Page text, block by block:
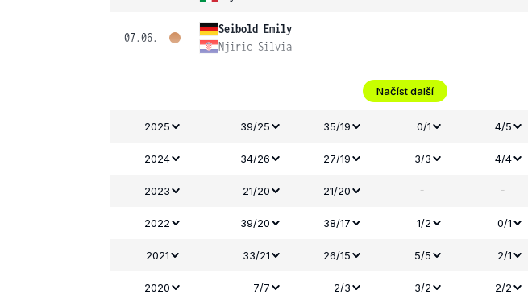
07.06.
Seibold Emily
Njiric Silvia
Načíst další
2025 39/25 35/19 0/1 4/5
2024 34/26 27/19 3/3 4/4
2023 21/20 21/20 - -
2022 39/20 38/17 1/2 0/1
2021 33/21 26/15 5/5 2/1
2020 7/7 2/3 3/2 2/2